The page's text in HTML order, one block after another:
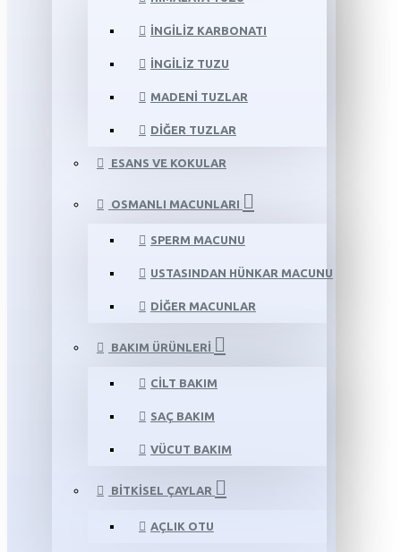
İNGILIZ KARBONATI
İNGILIZ TUZU
MADENI TUZLAR
DIĞER TUZLAR
ESANS VE KOKULAR
OSMANLI MACUNLARI
SPERM MACUNU
USTASINDAN HÜNKAR MACUNU
DIĞER MACUNLAR
BAKIM ÜRÜNLERI
CILT BAKIM
SAÇ BAKIM
VÜCUT BAKIM
BITKISEL ÇAYLAR
AÇLIK OTU